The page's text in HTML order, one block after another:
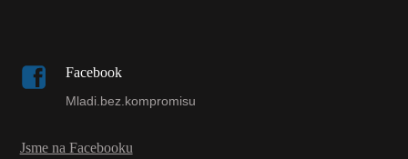
Facebook
Mladi.bez.kompromisu
Jsme na Facebooku